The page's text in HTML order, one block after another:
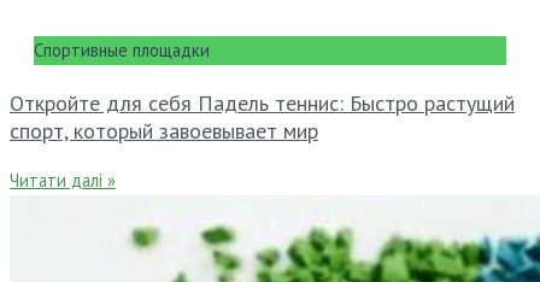
Спортивные площадки
Откройте для себя Падель теннис: Быстро растущий
спорт, который завоевывает мир
Читати далі »